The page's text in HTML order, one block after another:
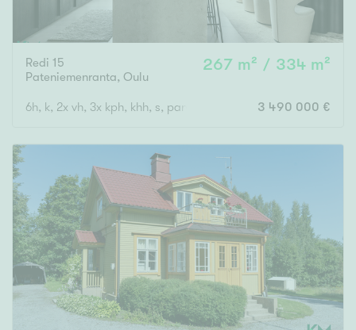
Redi 15
Pateniemenranta, Oulu
267 m² / 334 m²
6h, k, 2x vh, 3x kph, khh, s, parveke, terassi + ulkosauna
3 490 000 €